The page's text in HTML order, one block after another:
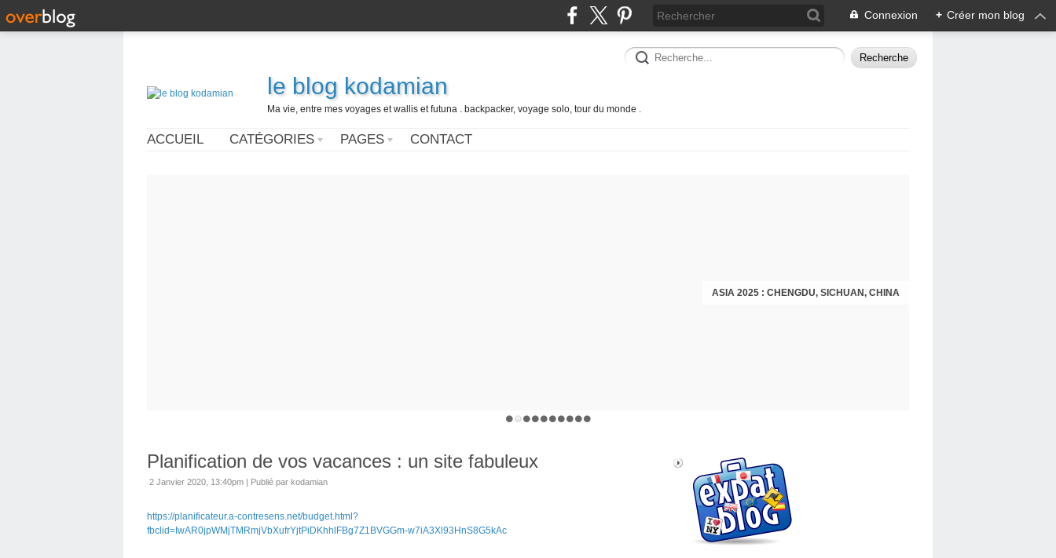
Connexion + Créer mon blog
le blog kodamian
Ma vie, entre mes voyages et wallis et futuna . backpacker, voyage solo, tour du monde .
ACCUEIL CATÉGORIES PAGES CONTACT
ASIA 2025 : CHENGDU, SICHUAN, CHINA
CHENGDU 2025
Planification de vos vacances : un site fabuleux
2 Janvier 2020, 13:40pm | Publié par kodamian
https://planificateur.a-contresens.net/budget.html?
fbclid=IwAR0jpWMjTMRmjVbXufrYjtPiDKhhlFBg7Z1BVGGm-w7iA3Xl93HnS8G5kAc